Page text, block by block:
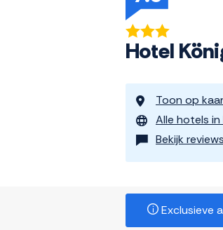
Hotel
Toon op
Alle hotels in
Bekijk reviews
Exclusieve